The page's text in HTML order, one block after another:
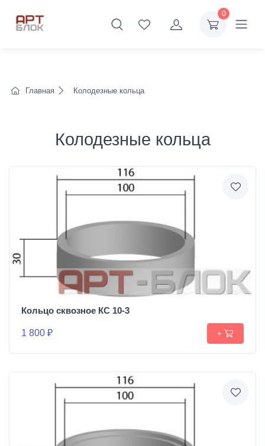
0
Главная Колодезные кольца
Колодезные кольца
Кольцо сквозное КС 10-3
1 800 ₽ +